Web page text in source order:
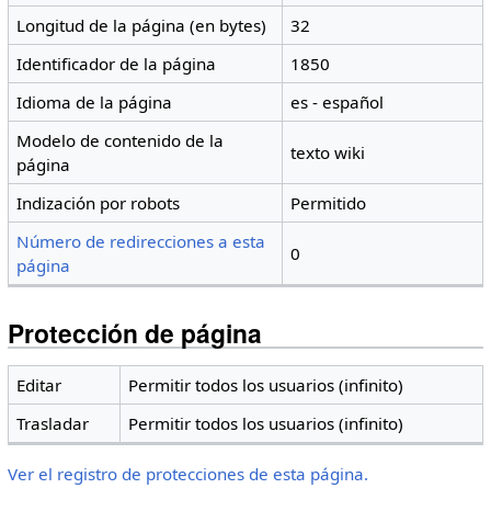
Longitud de la página (en bytes)
32
Identificador de la página
1850
Idioma de la página
es - español
Modelo de contenido de la
página
texto wiki
Indización por robots
Permitido
Número de redirecciones a esta
página
0
Protección de página
Editar
Permitir todos los usuarios (infinito)
Trasladar
Permitir todos los usuarios (infinito)
Ver el registro de protecciones de esta página.